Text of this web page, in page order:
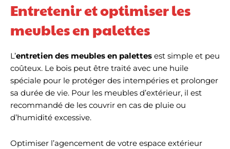
Entretenir et optimiser les
meubles en palettes
L’entretien des meubles en palettes est simple et peu
coûteux. Le bois peut être traité avec une huile
spéciale pour le protéger des intempéries et prolonger
sa durée de vie. Pour les meubles d’extérieur, il est
recommandé de les couvrir en cas de pluie ou
d’humidité excessive.
Optimiser l’agencement de votre espace extérieur